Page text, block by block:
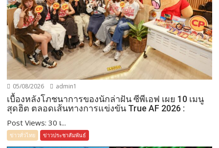
05/08/2026 admin1
เบื้องหลังโภชนาการของนักล่าฝัน ซีพีเอฟ เผย 10 เมนู
สุดฮิต ตลอดเส้นทางการแข่งขัน True AF 2026 :
Post Views: 30 เ...
ข่าวทั่วไทย ข่าวประชาสัมพันธ์